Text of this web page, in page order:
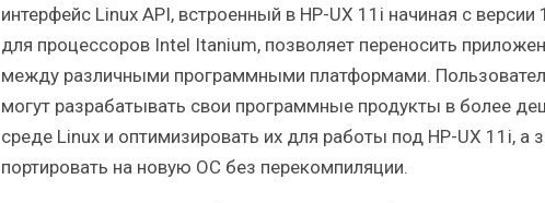
интерфейс Linux API, встроенный в HP-UX 11i начиная с версии
для процессоров Intel Itanium, позволяет переносить
между различными программными платформами.
могут разрабатывать свои программные продукты в более
среде Linux и оптимизировать их для работы под HP-UX 11i, а
портировать на новую OC без перекомпиляции.